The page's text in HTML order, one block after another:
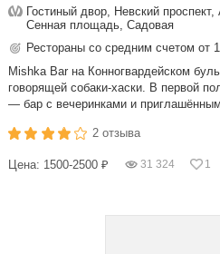
Гостиный двор, Невский
Сенная площадь, Садовая
Рестораны со средним счетом от
Mishka Bar на Конногвардейском
говорящей собаки-хаски. В первой
— бар с вечеринками и
2 отзыва
Цена: 1500-2500 ₽ 31 324 1